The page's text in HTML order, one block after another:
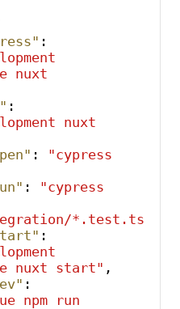
:
nuxt
:
nuxt
:
"cypress
:
"cypress
*.test.ts'"
:
nuxt start" ,
:
npm run